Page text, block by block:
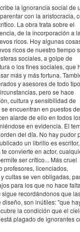
la ignorancia social de
con la aristocracia,
La obra trata sobre el
de la incorporación a
ricos. Hoy algunas
ricos de nuestro tiempo
sociales, a golpe de
o los ﬁnes sociales, que
más y más fortuna.
y asesores de todo tipo
pero se hace
cultura y sensibilidad de
encuentran en puestos de
alarde de ello en todos
en evidencia. El
del día. No hay pudor
un librillo es
convierte en actor,
ser crítico... Más cruel
profesores, licenciados,
cultas se ven obligadas,
para los que no hace
sigue recordándonos que
son inútiles: "que
la condición que el
plagado de ignorantes